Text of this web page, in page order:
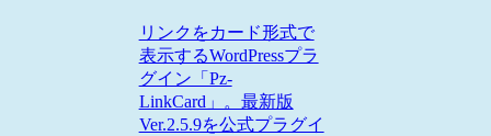
リンクをカード形式で
表示するWordPressプラ
グイン「Pz-
LinkCard」。最新版
Ver.2.5.9を公式プラグイ